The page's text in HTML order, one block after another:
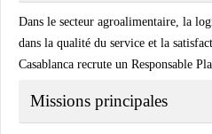
Dans le secteur agroalimentaire, la
dans la qualité du service et la
Casablanca recrute un Responsable
Missions principales